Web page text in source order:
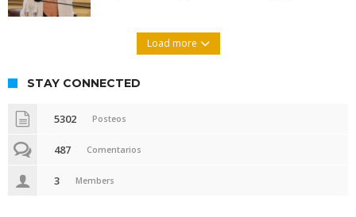
Load more
STAY CONNECTED
5302 Posteos
487 Comentarios
3 Members